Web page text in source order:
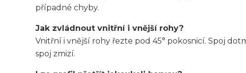
případné chyby.
Jak zvládnout vnitřní i vnější rohy?
Vnitřní i vnější rohy řezte pod 45° pokosnicí. Spoj
spoj zmizí.